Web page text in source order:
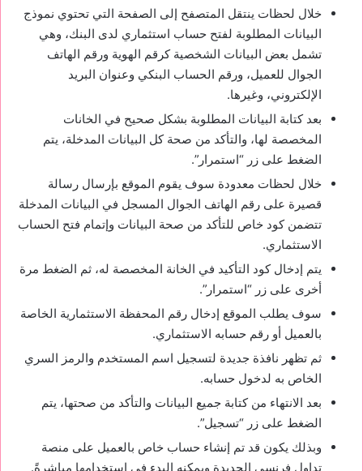
خلال لحظات ينتقل المتصفح إلى الصفحة التي تحتوي نموذج
البيانات المطلوبة لفتح حساب استثماري لدى البنك، وهي
تشمل بعض البيانات الشخصية كرقم الهوية ورقم الهاتف
الجوال للعميل، ورقم الحساب البنكي وعنوان البريد
الإلكتروني، وغيرها.
بعد كتابة البيانات المطلوبة بشكل صحيح في الخانات
المخصصة لها، والتأكد من صحة كل البيانات المدخلة، يتم
الضغط على زر “استمرار”.
خلال لحظات معدودة سوف يقوم الموقع بإرسال رسالة
قصيرة على رقم الهاتف الجوال المسجل في البيانات المدخلة
تتضمن كود خاص للتأكد من صحة البيانات وإتمام فتح الحساب
الاستثماري.
يتم إدخال كود التأكيد في الخانة المخصصة له، ثم الضغط مرة
أخرى على زر “استمرار”.
سوف يطلب الموقع إدخال رقم المحفظة الاستثمارية الخاصة
بالعميل أو رقم حسابه الاستثماري.
ثم تظهر نافذة جديدة لتسجيل اسم المستخدم والرمز السري
الخاص به لدخول حسابه.
بعد الانتهاء من كتابة جميع البيانات والتأكد من صحتها، يتم
الضغط على زر “تسجيل”.
وبذلك يكون قد تم إنشاء حساب خاص بالعميل على منصة
تداول فرنسي الجديدة ويمكنه البدء في استخدامها مباشرةً.